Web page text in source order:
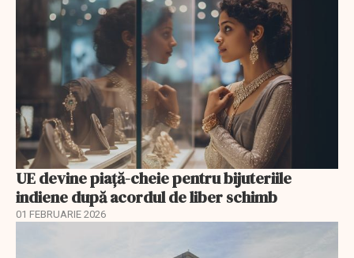
UE devine piață-cheie pentru bijuteriile
indiene după acordul de liber schimb
01 FEBRUARIE 2026